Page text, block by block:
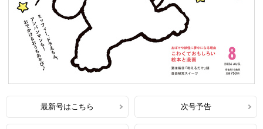
最新号はこちら 次号予告